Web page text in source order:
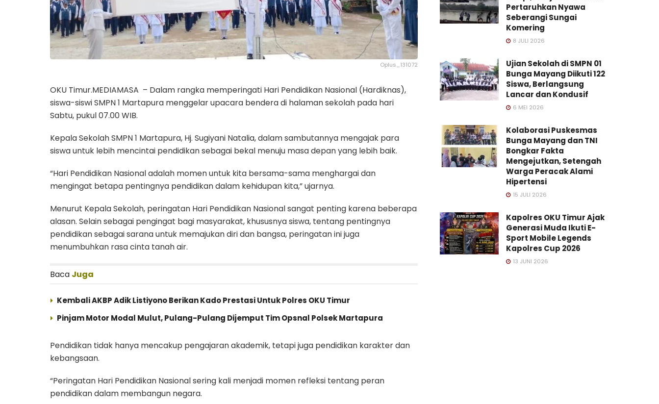
Oplus_131072
OKU Timur.MEDIAMASA – Dalam rangka memperingati Hari Pendidikan Nasional (Hardiknas),
siswa-siswi SMPN 1 Martapura menggelar upacara bendera di halaman sekolah pada hari
Sabtu, pukul 07.00 WIB.
Kepala Sekolah SMPN 1 Martapura, Hj. Sugiyani Natalia, dalam sambutannya mengajak para
siswa untuk lebih mencintai pendidikan sebagai bekal menuju masa depan yang lebih baik.
“Hari Pendidikan Nasional adalah momen untuk kita bersama-sama menghargai dan
mengingat betapa pentingnya pendidikan dalam kehidupan kita,” ujarnya.
Menurut Kepala Sekolah, peringatan Hari Pendidikan Nasional sangat penting karena beberapa
alasan. Selain sebagai pengingat bagi masyarakat, khususnya siswa, tentang pentingnya
pendidikan sebagai sarana untuk memajukan diri dan bangsa, peringatan ini juga
menumbuhkan rasa cinta tanah air.
Baca Juga
Kembali AKBP Adik Listiyono Berikan Kado Prestasi Untuk Polres OKU Timur
Pinjam Motor Modal Mulut, Pulang-Pulang Dijemput Tim Opsnal Polsek Martapura
Pendidikan tidak hanya mencakup pengajaran akademik, tetapi juga pendidikan karakter dan
kebangsaan.
“Peringatan Hari Pendidikan Nasional sering kali menjadi momen refleksi tentang peran
pendidikan dalam membangun negara.
Pertaruhkan Nyawa
Seberangi Sungai
Komering
8 JULI 2026
Ujian Sekolah di SMPN 01
Bunga Mayang Diikuti 122
Siswa, Berlangsung
Lancar dan Kondusif
6 MEI 2026
Kolaborasi Puskesmas
Bunga Mayang dan TNI
Bongkar Fakta
Mengejutkan, Setengah
Warga Peracak Alami
Hipertensi
15 JULI 2026
Kapolres OKU Timur Ajak
Generasi Muda Ikuti E-
Sport Mobile Legends
Kapolres Cup 2026
13 JUNI 2026